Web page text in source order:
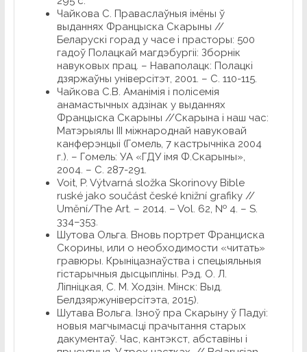
Чайкова С. Праваслаўныя імёны ў
выданнях Францыска Скарыны //
Беларускі горад у часе і прасторы: 500
гадоў Полацкай магдэбургіі: Зборнік
навуковых прац. – Наваполацк: Полацкі
дзяржаўны універсітэт, 2001. – С. 110-115.
Чайкова С.В. Аманімія і полісемія
анамастычных адзінак у выданнях
Францыска Скарыны //Скарына і наш час:
Матэрыялы ІІІ міжнароднай навуковай
канферэнцыі (Гомель, 7 кастрычніка 2004
г.). – Гомель: УА «ГДУ імя Ф.Скарыны»,
2004. – С. 287-291.
Voit, P. Výtvarná složka Skorinovy Bible
ruské jako součást české knižní grafiky //
Umění/The Art. – 2014. – Vol. 62, № 4. – S.
334–353.
Шутова Ольга. Вновь портрет Франциска
Скорины, или о необходимости «читать»
гравюры. Крынiцазнаўства i спецыяльныя
гiстарычныя дысцыплiны. Рэд. О. Л.
Лiпнiцкая, С. М. Ходзiн. Мiнск: Выд.
Белдзяржунiверсiтэта, 2015).
Шутава Вольга. Ізноў пра Скарыну ў Падуі:
новыя магчымасцi прачытання старых
дакументаў. Час, кантэкст, абставiны i